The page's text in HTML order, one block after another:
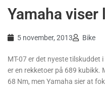
Yamaha
5 november, 2013 Bike
MT-07 er det nyeste tilskuddet
er en rekketoer på 689 kubikk.
68 Nm, men Yamaha sier at